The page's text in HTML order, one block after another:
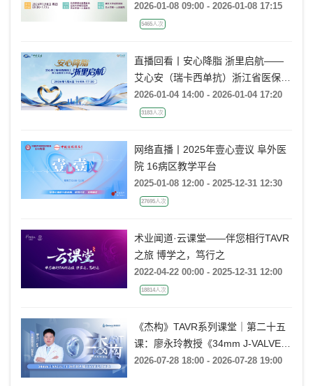
2026-01-08 09:00 - 2026-01-08 17:15
5465人次
直播回看丨安心降脂 浙里启航——
艾心安（瑞卡西单抗）浙江省医保上
市会
2026-01-04 14:00 - 2026-01-04 17:20
3183人次
网络直播丨2025年壹心壹议 阜外医
院 16病区教学平台
2025-01-08 12:00 - 2025-12-31 12:30
27695人次
术业闻道·云课堂——伴您相行TAVR
之旅 博学之，笃行之
2022-04-22 00:00 - 2025-12-31 12:00
18814人次
《杰构》TAVR系列课堂｜第二十五
课：廖永玲教授《34mm J-VALVE
TF 治疗超大瓣环AR的实战经验》
2026-07-28 18:00 - 2026-07-28 19:00